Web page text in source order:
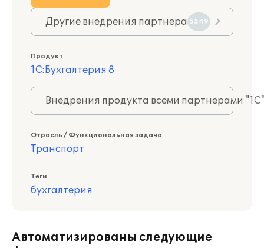
Другие внедрения партнера 5549
Продукт
1С:Бухгалтерия 8
Внедрения продукта всеми партнерами
Отрасль / Функциональная задача
Транспорт
Теги
бухгалтерия
Автоматизированы следующие